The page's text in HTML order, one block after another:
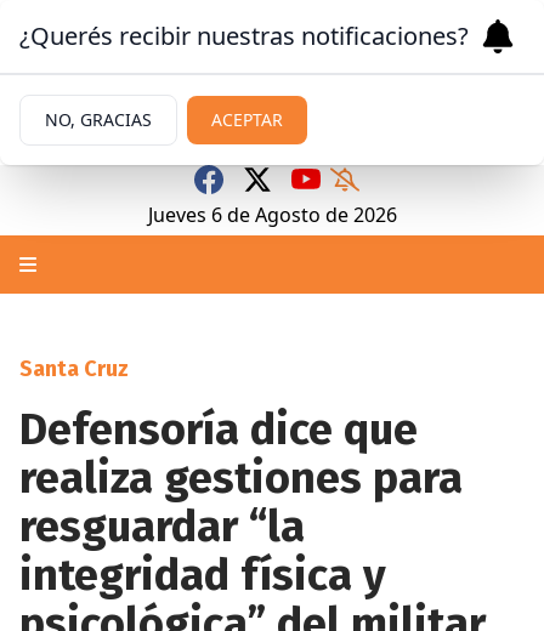
Jueves 6 de Agosto de 2026
Santa Cruz
Defensoría dice que
realiza gestiones para
resguardar “la
integridad física y
¿Querés recibir nuestras notificaciones?
NO, GRACIAS ACEPTAR